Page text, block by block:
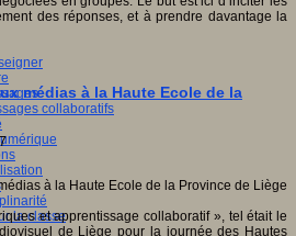
collaboratifs
la classe
des réponses, et à prendre davantage la
médias à la Haute Ecole de la
et apprentissage collaboratif », tel était le
de Liège pour la journée des Hautes